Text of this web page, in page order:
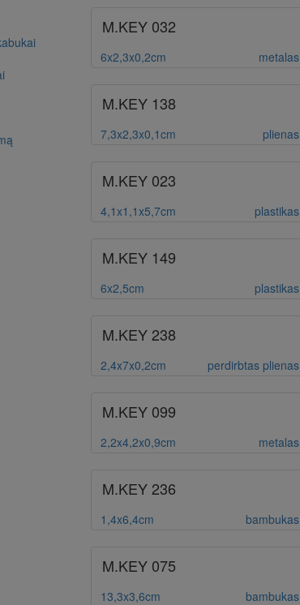
M.KEY 032
6x2,3x0,2cm metalas
M.KEY 138
7,3x2,3x0,1cm plienas
M.KEY 023
4,1x1,1x5,7cm plastikas
M.KEY 149
6x2,5cm plastikas
M.KEY 238
2,4x7x0,2cm perdirbtas plienas
M.KEY 099
2,2x4,2x0,9cm metalas
M.KEY 236
1,4x6,4cm bambukas
M.KEY 075
13,3x3,6cm bambukas